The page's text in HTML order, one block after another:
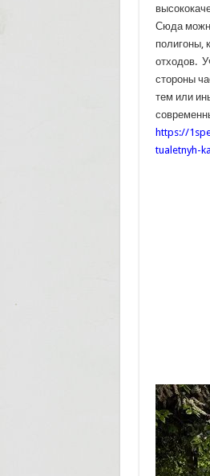
Сюда
полигоны,
отходов.
стороны
тем или
https://
tualetnyh-